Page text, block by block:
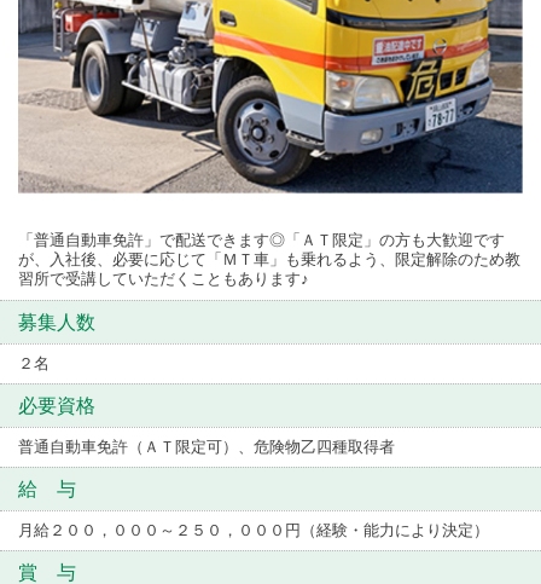
「普通自動車免許」で配送できます◎「ＡＴ限定」の方も大歓迎です
が、入社後、必要に応じて「ＭＴ車」も乗れるよう、限定解除のため教
習所で受講していただくこともあります♪
募集人数
２名
必要資格
普通自動車免許（ＡＴ限定可）、危険物乙四種取得者
給 与
月給２００，０００～２５０，０００円（経験・能力により決定）
賞 与